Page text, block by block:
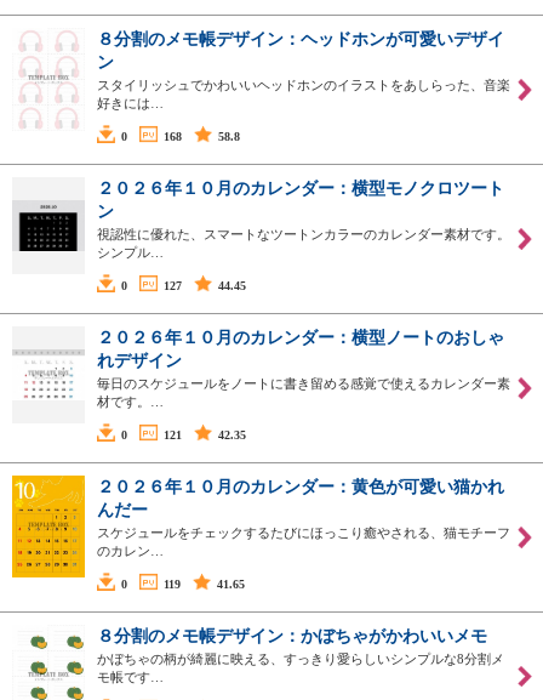
８分割のメモ帳デザイン：ヘッドホンが可愛いデザイ
ン
スタイリッシュでかわいいヘッドホンのイラストをあしらった、音楽
好きには…
0 168 58.8
２０２６年１０月のカレンダー：横型モノクロツート
ン
視認性に優れた、スマートなツートンカラーのカレンダー素材です。
シンプル…
0 127 44.45
２０２６年１０月のカレンダー：横型ノートのおしゃ
れデザイン
毎日のスケジュールをノートに書き留める感覚で使えるカレンダー素
材です。…
0 121 42.35
２０２６年１０月のカレンダー：黄色が可愛い猫かれ
んだー
スケジュールをチェックするたびにほっこり癒やされる、猫モチーフ
のカレン…
0 119 41.65
８分割のメモ帳デザイン：かぼちゃがかわいいメモ
かぼちゃの柄が綺麗に映える、すっきり愛らしいシンプルな8分割メ
モ帳です…